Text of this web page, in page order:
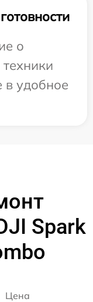
о
в удобное
Spark
Цена